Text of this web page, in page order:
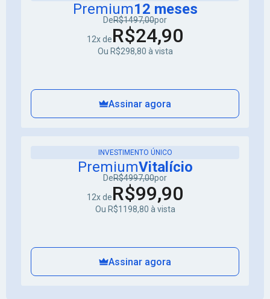
Premium12 meses
DeR$1497,00por
12x deR$24,90
Ou R$298,80 à vista
Assinar agora
INVESTIMENTO ÚNICO
PremiumVitalício
DeR$4997,00por
12x deR$99,90
Ou R$1198,80 à vista
Assinar agora